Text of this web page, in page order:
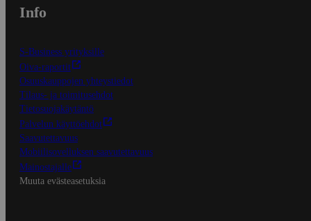
Info
S-Business yrityksille
Oiva-raportit
Osuuskauppojen yhteystiedot
Tilaus- ja toimitusehdot
Tietosuojakäytäntö
Palvelun käyttöehdot
Saavutettavuus
Mobiilisovelluksen saavutettavuus
Mainostajalle
Muuta evästeasetuksia